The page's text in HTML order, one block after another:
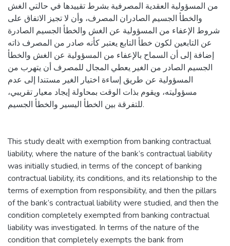
من المسؤولية العقدية المصرفية بشرط تقييدها في حالتي الغش
والخطأ الجسيم الصادران المصرف، وأن لا تجيز الاتفاق على
شروط الإعفاء من المسؤولية عن الغش والخطأ الجسيم الصادرة
عن التابعين لكون خطأ التابع يعتبر كأنه صادر من المصرف ذاته
إضافة إلى أن السماح بالإعفاء من المسؤولية عن الغش والخطأ
الجسيم الصادر من الغير يعطي المجال للمصرف أن يتهرب من
المسؤولية عن طريق إساءة اختيار الغير مستندا إلى عدم
مسؤوليته، ويقوم بذات الوقت بمحاولة إيجاد معيار تقريبي،
للتفرقة بين الخطأ اليسير والخطأ الجسيم.
This study dealt with exemption from banking contractual
liability, where the nature of the bank’s contractual liability
was initially studied, in terms of the concept of banking
contractual liability, its conditions, and its relationship to the
terms of exemption from responsibility, and then the pillars
of the bank’s contractual liability were studied, and then the
condition completely exempted from banking contractual
liability was investigated. In terms of the nature of the
condition that completely exempts the bank from